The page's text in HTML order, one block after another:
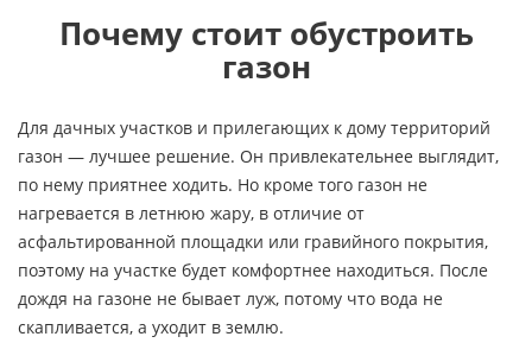
Почему стоит обустроить
газон
Для дачных участков и прилегающих к дому территорий
газон — лучшее решение. Он привлекательнее выглядит,
по нему приятнее ходить. Но кроме того газон не
нагревается в летнюю жару, в отличие от
асфальтированной площадки или гравийного покрытия,
поэтому на участке будет комфортнее находиться. После
дождя на газоне не бывает луж, потому что вода не
скапливается, а уходит в землю.